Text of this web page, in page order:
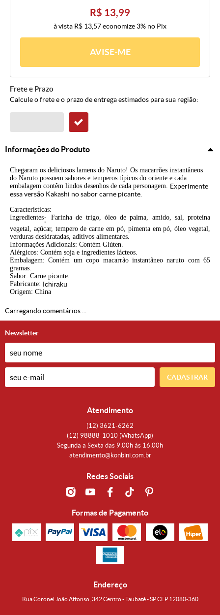
R$ 13,99
à vista R$ 13,57economize 3% no Pix
AVISE-ME
Frete e Prazo
Calcule o frete e o prazo de entrega estimados para sua região:
Informações do Produto
Chegaram os deliciosos lamens do Naruto! Os macarrões instantâneos
do Naruto possuem sabores e temperos típicos do oriente e cada
embalagem contêm lindos desenhos de cada personagem. Experimente
essa versão Kakashi no sabor carne picante.
Características:
Ingredientes:Farinha de trigo, óleo de palma, amido, sal, proteína
vegetal, açúcar, tempero de carne em pó, pimenta em pó, óleo vegetal,
verduras desidratadas, aditivos alimentares.
Informações Adicionais: Contém Glúten.
Alérgicos: Contém soja e ingredientes lácteos.
Embalagem: Contém um copo macarrão instantâneo naruto com 65
gramas.
Sabor: Carne picante.
Fabricante: Ichiraku
Origem: China
Carregando comentários ...
Newsletter
CADASTRAR
Atendimento
(12) 3621-6262
(12) 98888-1010 (WhatsApp)
Segunda a Sexta das 9:00h às 16:00h
atendimento@konbini.com.br
Redes Sociais
Formas de Pagamento
Endereço
Rua Coronel João Affonso, 342 Centro - Taubaté - SP CEP 12080-360